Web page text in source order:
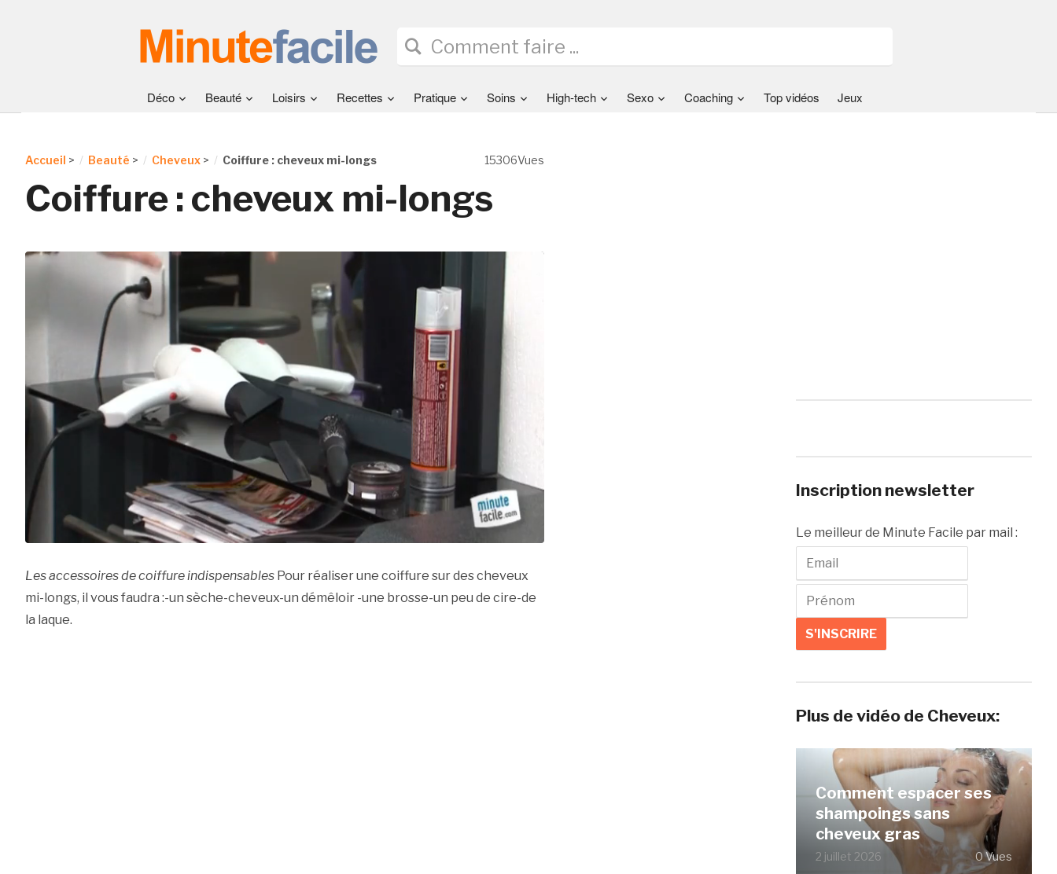
Déco Beauté Loisirs Recettes Pratique Soins High-tech Sexo Coaching Top vidéos Jeux
15306Vues
Accueil > Beauté > Cheveux> Coiffure : cheveux mi-longs
Coiffure : cheveux mi-longs
Les accessoires de coiffure indispensablesPour réaliser une coiffure sur des cheveux
mi-longs, il vous faudra :-un sèche-cheveux-un démêloir -une brosse-un peu de cire-de
la laque.
Inscription newsletter
Le meilleur de Minute Facile par mail :
Plus de vidéo de Cheveux:
Comment espacer ses
shampoings sans
cheveux gras
2 juillet 2026 0 Vues